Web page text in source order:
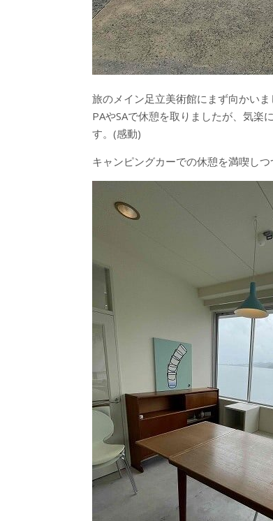
旅のメイン足立美術館にまず向かいま
PAやSAで休憩を取りましたが、気楽
す。(感動)
キャンピングカーでの休憩を満喫し